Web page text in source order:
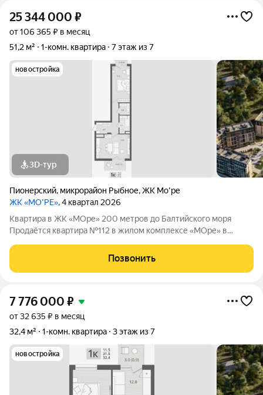
25 344 000 ₽
от 106 365 ₽ в месяц
51,2 м²
1-комн. квартира 7 этаж из 7
новостройка
3D-тур
Пионерский, микрорайон Рыбное,ЖК Мо'ре
ЖК «МО’РЕ», 4 квартал 2026
Квартира в ЖК «МОре» 200 метров до Балтийского моря
Продаётся квартира №112 в жилом комплексе «МОре» в
Позвонить
7 776 000 ₽
от 32 635 ₽ в месяц
32,4 м²
1-комн. квартира 3 этаж из 7
новостройка